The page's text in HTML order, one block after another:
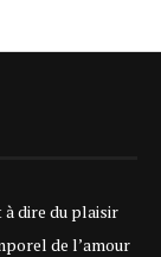
à dire du plaisir
de l’amour